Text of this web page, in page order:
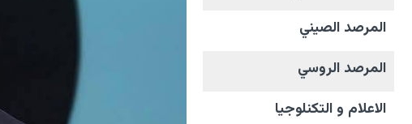
المرصد الصيني
المرصد الروسي
الاعلام و التکنلوجیا